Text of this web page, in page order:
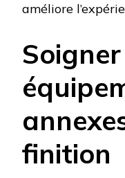
améliore
finition